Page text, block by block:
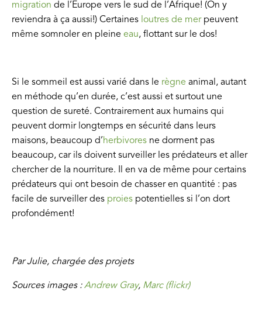
migration de l’Europe vers le sud de l’Afrique! (On y
reviendra à ça aussi!) Certaines loutres de merpeuvent
même somnoler en pleine eau, flottant sur le dos!
Si le sommeil est aussi varié dans le règne animal, autant
en méthode qu’en durée, c’est aussi et surtout une
question de sureté. Contrairement aux humains qui
peuvent dormir longtemps en sécurité dans leurs
maisons, beaucoup d’herbivores ne dorment pas
beaucoup, car ils doivent surveiller les prédateurs et aller
chercher de la nourriture. Il en va de même pour certains
prédateurs qui ont besoin de chasser en quantité : pas
facile de surveiller des proies potentielles si l’on dort
profondément!
Par Julie, chargée des projets
Sources images :Andrew Gray, Marc (flickr)